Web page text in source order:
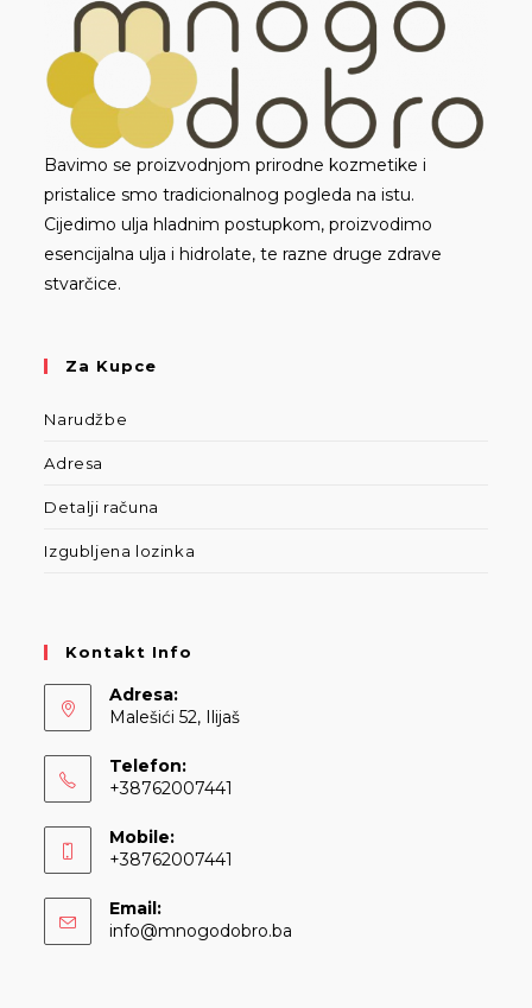
Bavimo se proizvodnjom prirodne kozmetike i
pristalice smo tradicionalnog pogleda na istu.
Cijedimo ulja hladnim postupkom, proizvodimo
esencijalna ulja i hidrolate, te razne druge zdrave
stvarčice.
Za Kupce
Narudžbe
Adresa
Detalji računa
Izgubljena lozinka
Kontakt Info
Adresa:
Malešići 52, Ilijaš
Telefon:
+38762007441
Mobile:
+38762007441
Email:
info@mnogodobro.ba